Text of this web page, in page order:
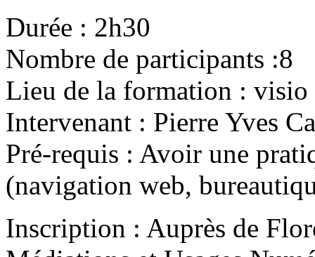
Durée : 2h30
Nombre de participants :8
Lieu de la formation : visio
Intervenant : Pierre Yves
Pré-requis : Avoir une
(navigation web,
Inscription : Auprès de